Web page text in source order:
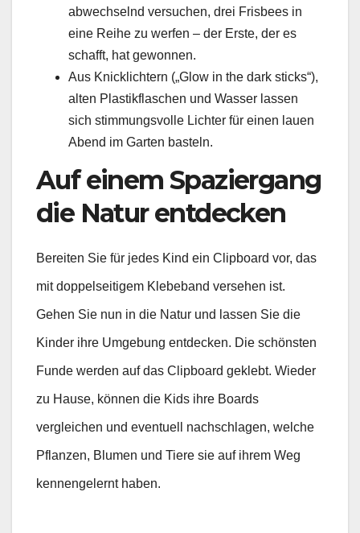
abwechselnd versuchen, drei Frisbees in
eine Reihe zu werfen – der Erste, der es
schafft, hat gewonnen.
Aus Knicklichtern („Glow in the dark sticks“),
alten Plastikflaschen und Wasser lassen
sich stimmungsvolle Lichter für einen lauen
Abend im Garten basteln.
Auf einem Spaziergang
die Natur entdecken
Bereiten Sie für jedes Kind ein Clipboard vor, das
mit doppelseitigem Klebeband versehen ist.
Gehen Sie nun in die Natur und lassen Sie die
Kinder ihre Umgebung entdecken. Die schönsten
Funde werden auf das Clipboard geklebt. Wieder
zu Hause, können die Kids ihre Boards
vergleichen und eventuell nachschlagen, welche
Pflanzen, Blumen und Tiere sie auf ihrem Weg
kennengelernt haben.